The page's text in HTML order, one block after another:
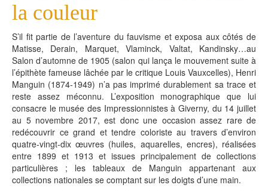
la couleur
S’il fit partie de l’aventure du fauvisme et exposa aux côtés de
Matisse, Derain, Marquet, Vlaminck, Valtat, Kandinsky…au
Salon d’automne de 1905 (salon qui lança le mouvement suite à
l’épithète fameuse lâchée par le critique Louis Vauxcelles), Henri
Manguin (1874-1949) n’a pas imprimé durablement sa trace et
reste assez méconnu. L’exposition monographique que lui
consacre le musée des Impressionnistes à Giverny, du 14 juillet
au 5 novembre 2017, est donc une occasion assez rare de
redécouvrir ce grand et tendre coloriste au travers d’environ
quatre-vingt-dix œuvres (huiles, aquarelles, encres), réalisées
entre 1899 et 1913 et issues principalement de collections
particulières ; les tableaux de Manguin appartenant aux
collections nationales se comptant sur les doigts d’une main.